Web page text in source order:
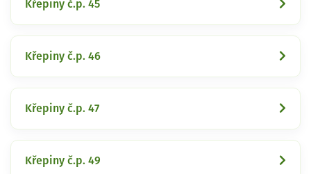
Křepiny č.p. 45
Křepiny č.p. 46
Křepiny č.p. 47
Křepiny č.p. 49